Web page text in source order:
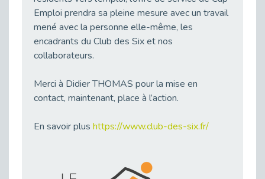
[RETOUR SUR] Une session de recrutement inclusive réussie à Asnières !
Publié le 20/04/2026
Publié le 20/04/2026
Publié le 13/04/2026
Emploi prendra sa pleine mesure avec un travail
mené avec la personne elle-même, les
encadrants du Club des Six et nos
collaborateurs.
Merci à Didier THOMAS pour la mise en
contact, maintenant, place à l’action.
En savoir plus https://www.club-des-six.fr/